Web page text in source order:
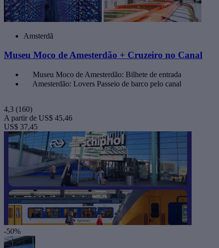
Amsterdã
Museu Moco de Amesterdão + Cruzeiro no Canal
Museu Moco de Amesterdão: Bilhete de entrada
Amesterdão: Lovers Passeio de barco pelo canal
4,3 (160)
A partir de US$ 45,46
US$ 37,45
-50%